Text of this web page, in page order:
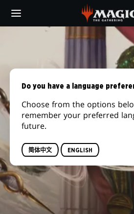
main
Do you have a language
Choose from the options
remember your preferred
future.
简体中文 ENGLISH